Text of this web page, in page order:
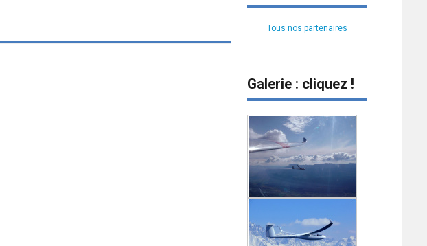
Tous nos partenaires
Galerie : cliquez !